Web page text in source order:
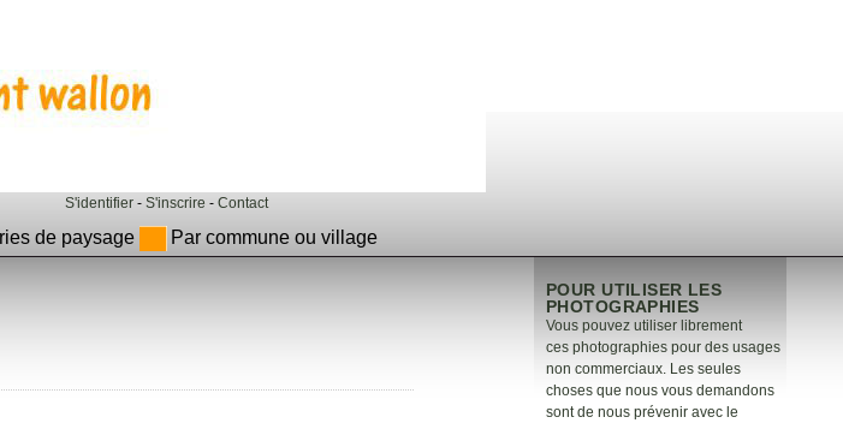
S'identifier - S'inscrire - Contact
de paysage Par commune ou village
POUR UTILISER LES
PHOTOGRAPHIES
Vous pouvez utiliser librement
ces photographies pour des usages
non commerciaux. Les seules
choses que nous vous demandons
sont de nous prévenir avec le